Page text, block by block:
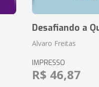
Desafiando a
Alvaro Freitas
IMPRESSO
R$ 46,87